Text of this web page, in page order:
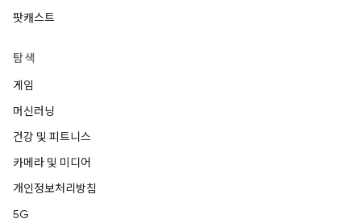
팟캐스트
탐색
게임
머신러닝
건강 및 피트니스
카메라 및 미디어
개인정보처리방침
5G